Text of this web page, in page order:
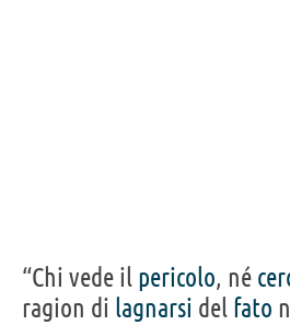
“Chi vede il pericolo, né
ragion di lagnarsi del fato